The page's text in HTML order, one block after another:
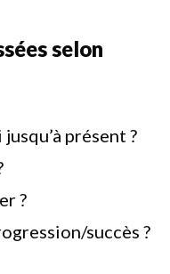
selon
présent ?
?
succès ?